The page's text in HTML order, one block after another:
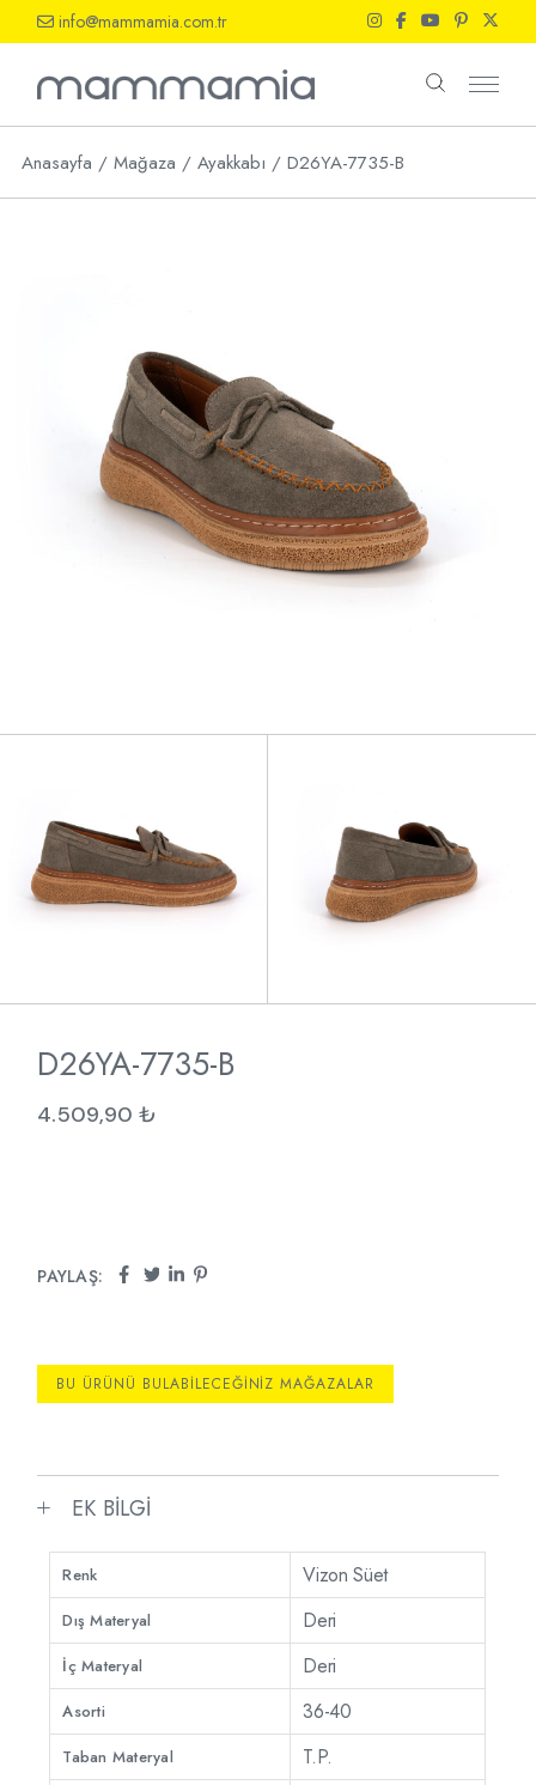
the
info@mammamia.com.tr
Anasayfa Mağaza Ayakkabı D26YA-7735-B
D26YA-7735-B
4.509,90₺
PAYLAŞ:
BU ÜRÜNÜ BULABILECEĞINIZ MAĞAZALAR
EK BILGI
Renk Vizon Süet
Dış Materyal Deri
İç Materyal Deri
Asorti 36-40
Taban Materyal T.P.